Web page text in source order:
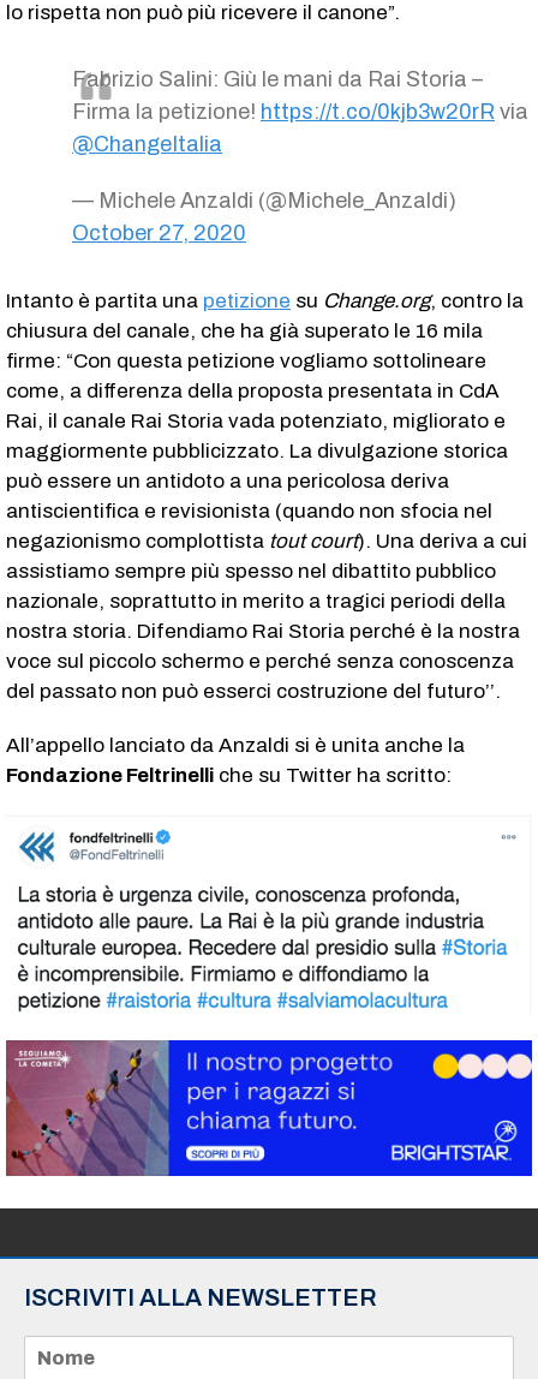
lo rispetta non può più ricevere il canone”.
Fabrizio Salini: Giù le mani da Rai Storia –
Firma la petizione! https://t.co/0kjb3w20rR via
@ChangeItalia
— Michele Anzaldi (@Michele_Anzaldi)
October 27, 2020
Intanto è partita una petizione su Change.org, contro la
chiusura del canale, che ha già superato le 16 mila
firme: “Con questa petizione vogliamo sottolineare
come, a differenza della proposta presentata in CdA
Rai, il canale Rai Storia vada potenziato, migliorato e
maggiormente pubblicizzato. La divulgazione storica
può essere un antidoto a una pericolosa deriva
antiscientifica e revisionista (quando non sfocia nel
negazionismo complottista tout court). Una deriva a cui
assistiamo sempre più spesso nel dibattito pubblico
nazionale, soprattutto in merito a tragici periodi della
nostra storia. Difendiamo Rai Storia perché è la nostra
voce sul piccolo schermo e perché senza conoscenza
del passato non può esserci costruzione del futuro’’.
All’appello lanciato da Anzaldi si è unita anche la
Fondazione Feltrinelli che su Twitter ha scritto:
ISCRIVITI ALLA NEWSLETTER